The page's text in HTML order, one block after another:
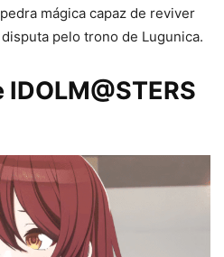
mágica capaz de reviver
pelo trono de Lugunica.